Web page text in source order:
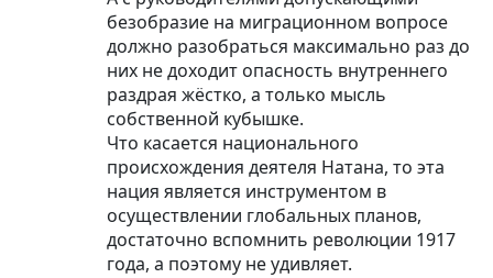
безобразие на миграционном вопросе
должно разобраться максимально раз до
них не доходит опасность внутреннего
раздрая жёстко, а только мысль
собственной кубышке.
Что касается национального
происхождения деятеля Натана, то эта
нация является инструментом в
осуществлении глобальных планов,
достаточно вспомнить революции 1917
года, а поэтому не удивляет.